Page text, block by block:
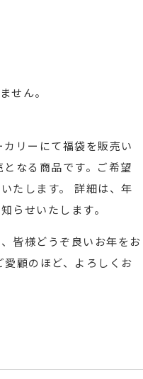
せん。
リーにて福袋を販売い
なる商品です。ご希望
たします。 詳細は、年
らせいたします。
皆様どうぞ良いお年をお
顧のほど、よろしくお